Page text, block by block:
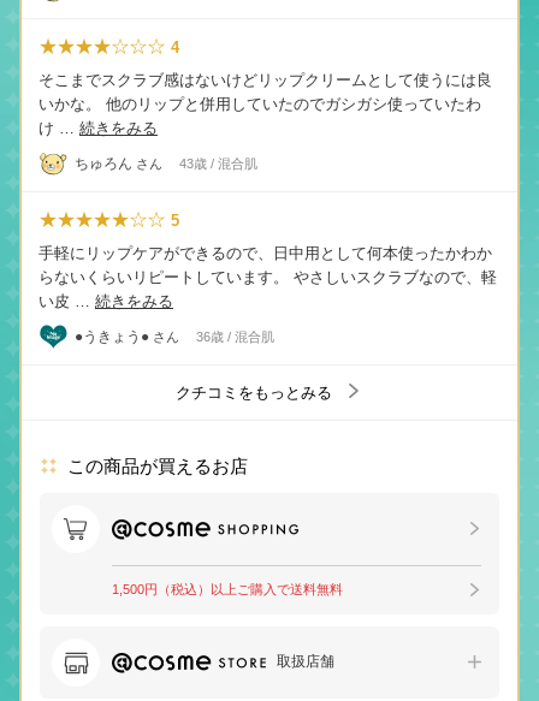
★★★★☆☆☆ 4
そこまでスクラブ感はないけどリップクリームとして使うには良
いかな。 他のリップと併用していたのでガシガシ使っていたわ
け … 続きをみる
ちゅろん さん 43歳 / 混合肌
★★★★★☆☆ 5
手軽にリップケアができるので、日中用として何本使ったかわか
らないくらいリピートしています。 やさしいスクラブなので、軽
い皮 … 続きをみる
●うきょう● さん 36歳 / 混合肌
クチコミをもっとみる
この商品が買えるお店
1,500円（税込）以上ご購入で送料無料
取扱店舗